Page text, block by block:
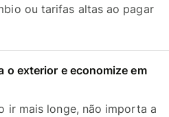
ou tarifas altas ao pagar
o exterior e economize em
ir mais longe, não importa a